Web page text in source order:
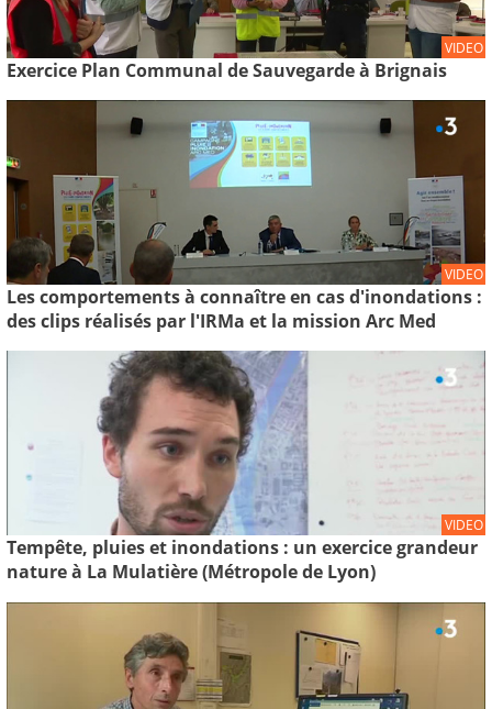
VIDEO
Exercice Plan Communal de Sauvegarde à Brignais
VIDEO
Les comportements à connaître en cas d'inondations :
des clips réalisés par l'IRMa et la mission Arc Med
VIDEO
Tempête, pluies et inondations : un exercice grandeur
nature à La Mulatière (Métropole de Lyon)